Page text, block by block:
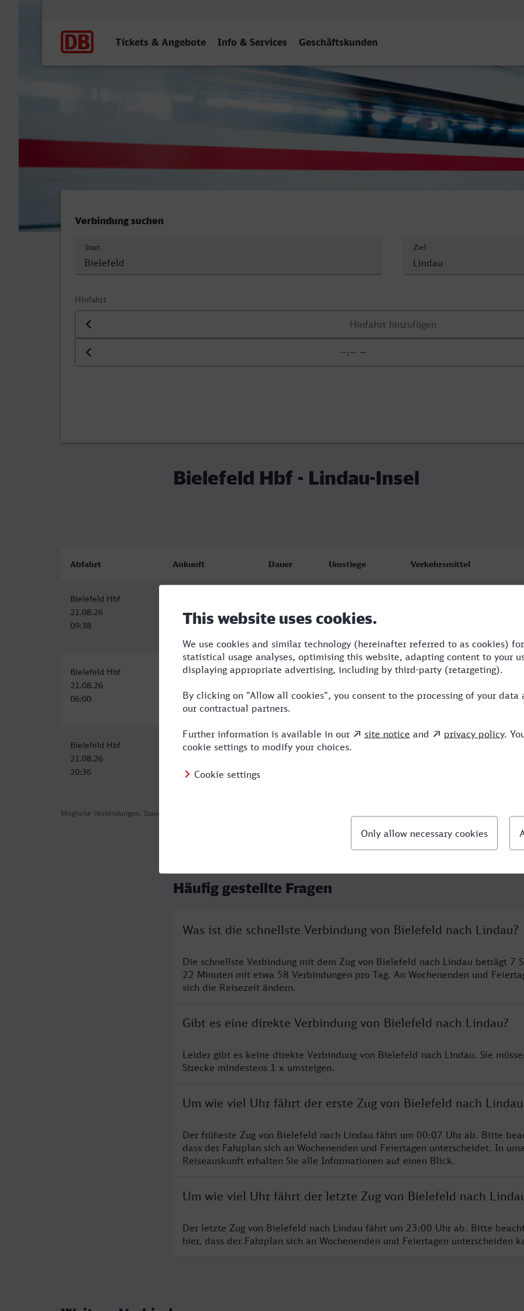
Tickets & Angebote Info & Services Geschäftskunden
Bielefeld Hbf - Lindau-Insel
Verbindung suchen
Start Ziel
Hinfahrt
Datum der Hinfahrt
Uhrzeit der Hinfahrt
Bielefeld Hbf - Lindau-Insel
Mögliche Verbindungen, Stand: 2026-08-07 05:26
Abfahrt Ankunft Dauer Umstiege Verkehrsmittel
Bielefeld Hbf
21.08.26
09:38
21.08.26
17:00
Bielefeld Hbf
21.08.26
06:00
Lindau-Insel
14:15
8:15 5 BUS,RE,ARV,NX,ICE
Bielefeld Hbf
21.08.26
20:36
Lindau-Insel
07:15
10:39 4
Häufig gestellte Fragen
Was ist die schnellste Verbindung von Bielefeld nach Lindau?
Die schnellste Verbindung mit dem Zug von Bielefeld nach Lindau beträgt 7
22 Minuten mit etwa 58 Verbindungen pro Tag. An Wochenenden und
sich die Reisezeit ändern.
Gibt es eine direkte Verbindung von Bielefeld nach Lindau?
Leider gibt es keine direkte Verbindung von Bielefeld nach Lindau. Sie
Strecke mindestens 1 x umsteigen.
Um wie viel Uhr fährt der erste Zug von Bielefeld nach
Der früheste Zug von Bielefeld nach Lindau fährt um 00:07 Uhr ab. Bitte
dass der Fahrplan sich an Wochenenden und Feiertagen unterscheidet. In
Reiseauskunft erhalten Sie alle Informationen auf einen Blick.
Um wie viel Uhr fährt der letzte Zug von Bielefeld nach
Der letzte Zug von Bielefeld nach Lindau fährt um 23:00 Uhr ab. Bitte
hier, dass der Fahrplan sich an Wochenenden und Feiertagen unterscheiden